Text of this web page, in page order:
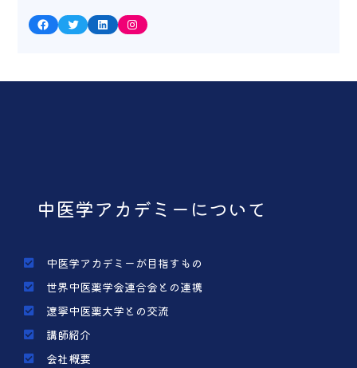
Facebook Twitter LinkedIn Instagram
中医学アカデミーについて
中医学アカデミーが目指すもの
世界中医薬学会連合会との連携
遼寧中医薬大学との交流
講師紹介
会社概要